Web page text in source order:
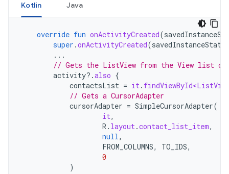
Kotlin Java
override fun onActivityCreated(
super .onActivityCreated(savedInstanceState
...
// Gets the ListView from the View list
activity?.also {
contactsList = it.
// Gets a CursorAdapter
cursorAdapter = SimpleCursorAdapter(
it,
R . layout.contact_list_item,
null,
FROM_COLUMNS, TO_IDS,
0
)